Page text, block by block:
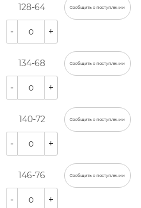
128-64 Сообщить о поступлении
- +
134-68 Сообщить о поступлении
- +
140-72 Сообщить о поступлении
- +
146-76 Сообщить о поступлении
- +